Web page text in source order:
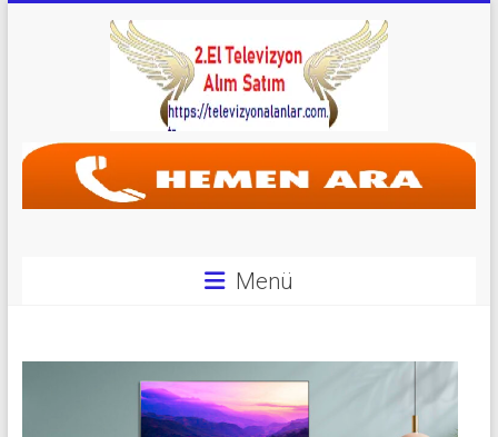
Televizyon
Alanlar
Alanlar
Menü